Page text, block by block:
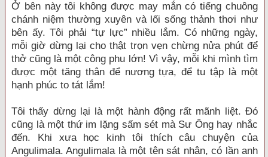
Ở bên này tôi không được may mắn có tiếng chuông
chánh niệm thường xuyên và lối sống thảnh thơi như
bên ấy. Tôi phải “tự lực” nhiều lắm. Có những ngày,
mỗi giờ dừng lại cho thật trọn vẹn chừng nửa phút để
thở cũng là một công phu lớn! Vì vậy, mỗi khi mình tìm
được một tăng thân để nương tựa, để tu tập là một
hạnh phúc to tát lắm!
Tôi thấy dừng lại là một hành động rất mãnh liệt. Đó
cũng là một thứ im lặng sấm sét mà Sư Ông hay nhắc
đến. Khi xưa học kinh tôi thích câu chuyện của
Angulimala. Angulimala là một tên sát nhân, có lần anh